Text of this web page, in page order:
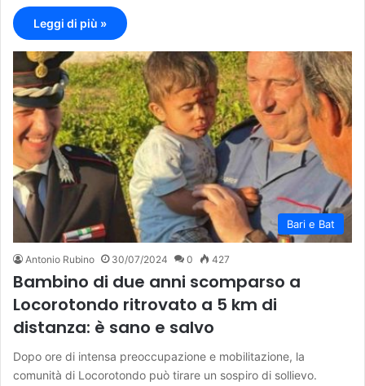
Leggi di più »
Bari e Bat
Antonio Rubino 30/07/2024 0 427
Bambino di due anni scomparso a
Locorotondo ritrovato a 5 km di
distanza: è sano e salvo
Dopo ore di intensa preoccupazione e mobilitazione, la
comunità di Locorotondo può tirare un sospiro di sollievo.